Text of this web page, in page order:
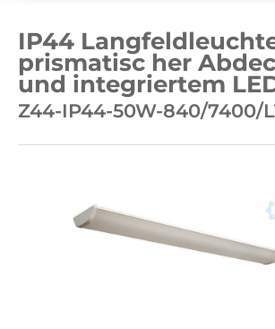
IP44
prismatisc her
und integriertem
Z44-IP44-50W-840/7400/